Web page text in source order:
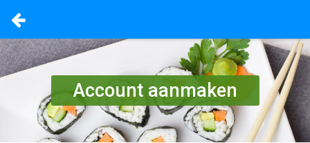
Account aanmaken